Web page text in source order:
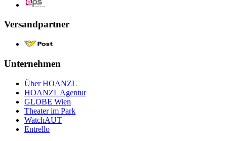
Versandpartner
Unternehmen
Über HOANZL
HOANZL Agentur
GLOBE Wien
Theater im Park
WatchAUT
Entrello